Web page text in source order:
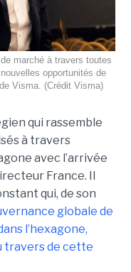
marché à travers toutes
opportunités de
Visma. (Crédit Visma)
qui rassemble
à travers
avec l’arrivée
France. Il
qui, de son
globale de
l’hexagone,
travers de cette